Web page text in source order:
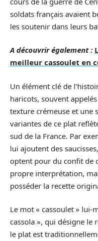
soldats français avaient
les soutenir dans leurs
A découvrir également :
meilleur cassoulet en
Un élément clé de
haricots, souvent
texture crémeuse et une
variantes de ce plat
sud de la France. Par
lui ajoutent des
optent pour du confit de
propre interprétation,
posséder la recette
Le mot « cassoulet » lui-
cassola », qui désigne le
le plat est